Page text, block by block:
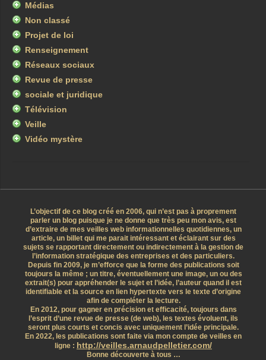
Médias
Non classé
Projet de loi
Renseignement
Réseaux sociaux
Revue de presse
sociale et juridique
Télévision
Veille
Vidéo mystère
L’objectif de ce blog créé en 2006, qui n’est pas à proprement
parler un blog puisque je ne donne que très peu mon avis, est
d’extraire de mes veilles web informationnelles quotidiennes, un
article, un billet qui me parait intéressant et éclairant sur des
sujets se rapportant directement ou indirectement à la gestion de
l’information stratégique des entreprises et des particuliers.
Depuis fin 2009, je m’efforce que la forme des publications soit
toujours la même ; un titre, éventuellement une image, un ou des
extrait(s) pour appréhender le sujet et l’idée, l’auteur quand il est
identifiable et la source en lien hypertexte vers le texte d’origine
afin de compléter la lecture.
En 2012, pour gagner en précision et efficacité, toujours dans
l’esprit d’une revue de presse (de web), les textes évoluent, ils
seront plus courts et concis avec uniquement l’idée principale.
En 2022, les publications sont faite via mon compte de veilles en
ligne : http://veilles.arnaudpelletier.com/
Bonne découverte à tous …